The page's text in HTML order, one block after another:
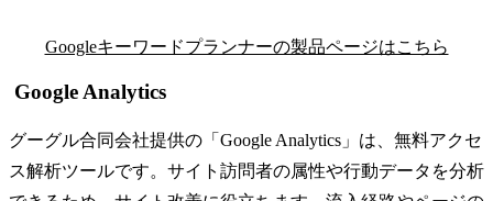
Googleキーワードプランナーの製品ページはこちら
Google Analytics
グーグル合同会社提供の「Google Analytics」は、無料アクセ
ス解析ツールです。サイト訪問者の属性や行動データを分析